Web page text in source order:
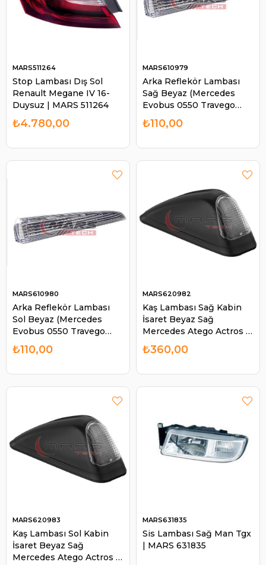
Stop Lambası Dış Sol
Renault Megane IV 16-
Duysuz | MARS 511264
MARS511264
₺4.780,00
Arka Reflekör Lambası
Sağ Beyaz (Mercedes
Evobus 0550 Travego
Tourısmo Otobüs) | MARS
610979
MARS610979
₺110,00
Arka Reflekör Lambası
Sol Beyaz (Mercedes
Evobus 0550 Travego
Tourısmo Otobüs) | MARS
610980
MARS610980
₺110,00
Kaş Lambası Sağ Kabin
İsaret Beyaz Sağ
Mercedes Atego Actros I
II | MARS 620982
MARS620982
₺360,00
Kaş Lambası Sol Kabin
İsaret Beyaz Sağ
Mercedes Atego Actros I
MARS620983
Sis Lambası Sağ Man Tgx
| MARS 631835
MARS631835